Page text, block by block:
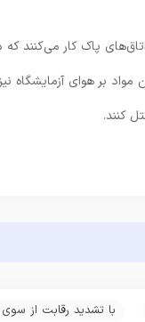
از هر ۱۰ آزمایشگاه برجسته ۷
بر هوای آزمایشگاه
کنند.
با تشدید رقابت از